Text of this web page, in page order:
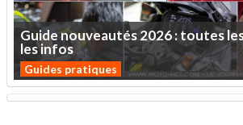
Guidenouveautés2026:toutes
lesinfos
Guides pratiques